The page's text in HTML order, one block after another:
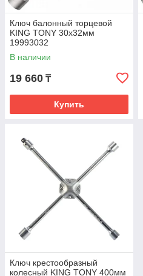
Ключ балонный торцевой
KING TONY 30х32мм
19993032
В наличии
19 660 ₸
Купить
Ключ крестообразный
колесный KING TONY 400мм